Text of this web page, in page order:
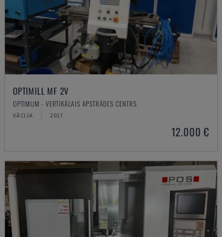
OPTIMILL MF 2V
OPTIMUM - VERTIKĀLAIS APSTRĀDES CENTRS
VĀCIJA 2017
12.000 €